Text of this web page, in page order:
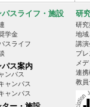
パスライフ・施設
学金
スライフ
パス案内
ンパス
ャンパス
ャンパス
研
研究
地域
講演
プ
メ
連携
教員